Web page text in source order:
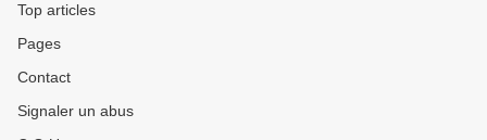
Top articles
Pages
Contact
Signaler un abus